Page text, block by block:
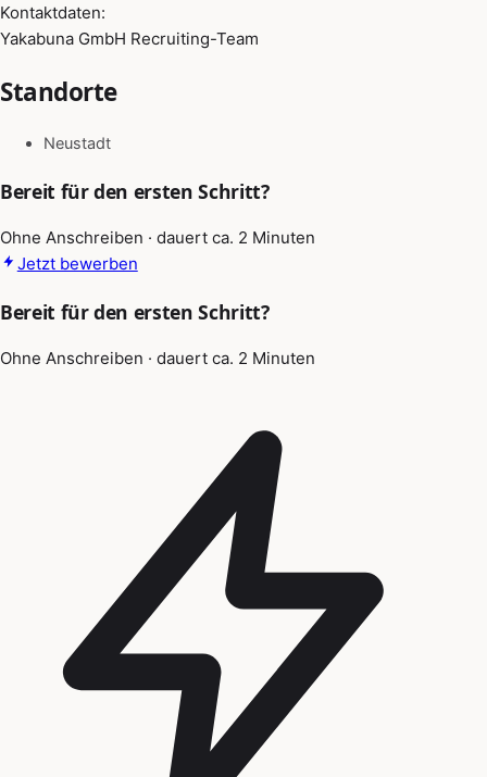
Kontaktdaten:
Yakabuna GmbH Recruiting-Team
Standorte
Neustadt
Bereit für den ersten Schritt?
Ohne Anschreiben · dauert ca. 2 Minuten
Jetzt bewerben
Bereit für den ersten Schritt?
Ohne Anschreiben · dauert ca. 2 Minuten